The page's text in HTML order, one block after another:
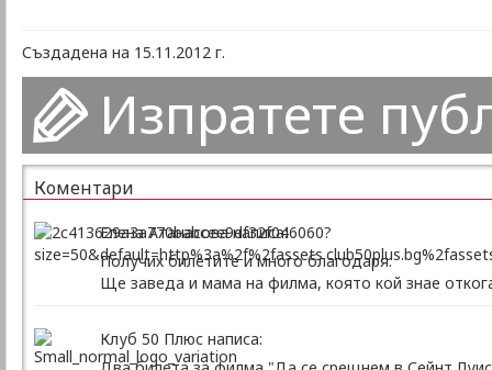
Създадена на 15.11.2012 г.
Изпратете
Коментари
Елена Атанасова написа:
Получих билетите и много благодаря.
Ще заведа и мама на филма, която кой знае
Клуб 50 Плюс написа: